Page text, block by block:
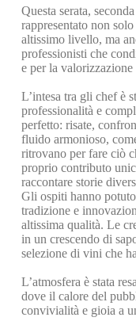
Questa serata,
rappresentato non
altissimo livello, ma
professionisti che
e per la
L’intesa tra gli chef è
professionalità e
perfetto: risate,
fluido armonioso,
ritrovano per fare ciò
proprio contributo
raccontare storie
Gli ospiti hanno
tradizione e
altissima qualità. Le
in un crescendo di
selezione di vini che
L’atmosfera è stata
dove il calore del
convivialità e gioia a